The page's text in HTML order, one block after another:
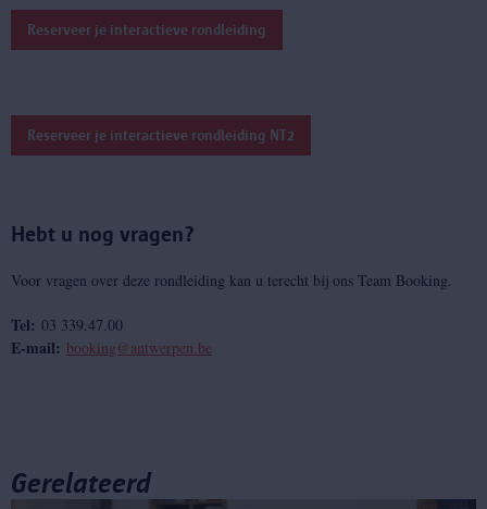
Reserveer je interactieve rondleiding
Reserveer je interactieve rondleiding NT2
Hebt u nog vragen?
Voor vragen over deze rondleiding kan u terecht bij ons Team Booking.
Tel: 03 339.47.00
E-mail: booking@antwerpen.be
Gerelateerd